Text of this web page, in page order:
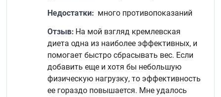
Недостатки: много противопоказаний
Отзыв: На мой взгляд кремлевская
диета одна из наиболее эффективных, и
помогает быстро сбрасывать вес. Если
добавить еще и хотя бы небольшую
физическую нагрузку, то эффективность
ее гораздо повышается. Мне удалось